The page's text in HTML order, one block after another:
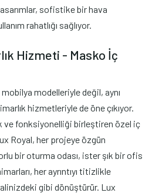
sofistike bir hava
rahatlığı sağlıyor.
Hizmeti - Masko İç
modelleriyle değil, aynı
hizmetleriyle de öne çıkıyor.
ve fonksiyonelliği birleştiren özel iç
Royal, her projeye özgün
bir oturma odası, ister şık bir ofis
her ayrıntıyı titizlikle
gibi dönüştürür. Lux